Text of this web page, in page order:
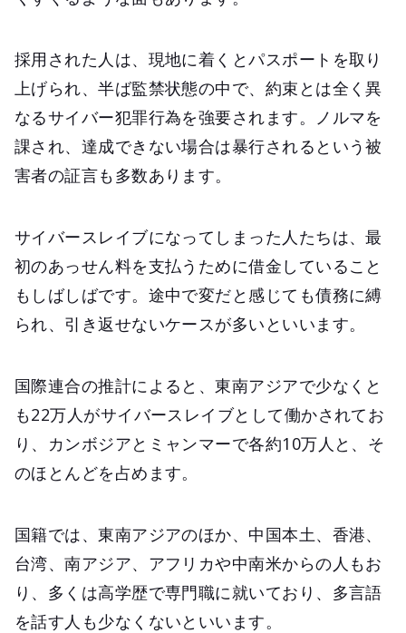
採用された人は、現地に着くとパスポートを取り
上げられ、半ば監禁状態の中で、約束とは全く異
なるサイバー犯罪行為を強要されます。ノルマを
課され、達成できない場合は暴行されるという被
害者の証言も多数あります。
サイバースレイブになってしまった人たちは、最
初のあっせん料を支払うために借金していること
もしばしばです。途中で変だと感じても債務に縛
られ、引き返せないケースが多いといいます。
国際連合の推計によると、東南アジアで少なくと
も22万人がサイバースレイブとして働かされてお
り、カンボジアとミャンマーで各約10万人と、そ
のほとんどを占めます。
国籍では、東南アジアのほか、中国本土、香港、
台湾、南アジア、アフリカや中南米からの人もお
り、多くは高学歴で専門職に就いており、多言語
を話す人も少なくないといいます。